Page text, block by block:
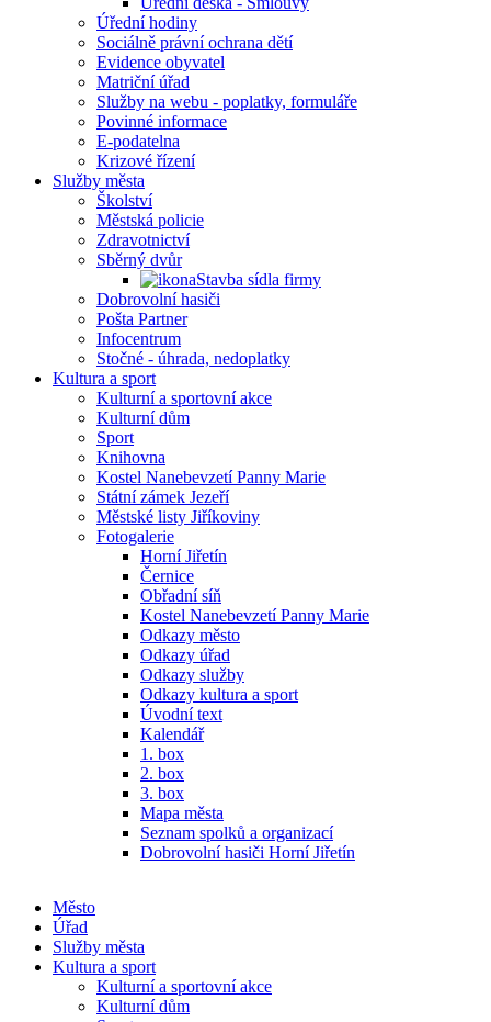
Úřední hodiny
Sociálně právní ochrana dětí
Evidence obyvatel
Matriční úřad
Služby na webu - poplatky, formuláře
Povinné informace
E-podatelna
Krizové řízení
Služby města
Školství
Městská policie
Zdravotnictví
Sběrný dvůr
Stavba sídla firmy
Dobrovolní hasiči
Pošta Partner
Infocentrum
Stočné - úhrada, nedoplatky
Kultura a sport
Kulturní a sportovní akce
Kulturní dům
Sport
Knihovna
Kostel Nanebevzetí Panny Marie
Státní zámek Jezeří
Městské listy Jiříkoviny
Fotogalerie
Horní Jiřetín
Černice
Obřadní síň
Kostel Nanebevzetí Panny Marie
Odkazy město
Odkazy úřad
Odkazy služby
Odkazy kultura a sport
Úvodní text
Kalendář
1. box
2. box
3. box
Mapa města
Seznam spolků a organizací
Dobrovolní hasiči Horní Jiřetín
Město
Úřad
Služby města
Kultura a sport
Kulturní a sportovní akce
Kulturní dům